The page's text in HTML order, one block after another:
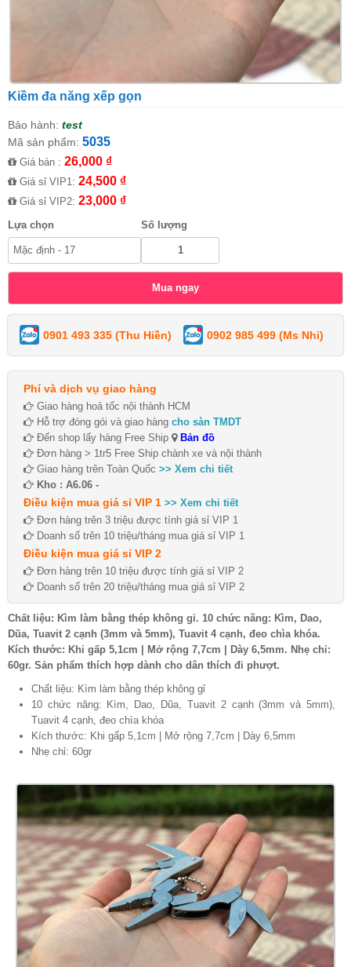
Kiềm đa năng xếp gọn
Bảo hành: test
Mã sản phẩm: 5035
Giá bán : 26,000 ₫
Giá sỉ VIP1: 24,500 ₫
Giá sỉ VIP2: 23,000 ₫
Lựa chọn Số lượng
0901 493 335 (Thu Hiền) 0902 985 499 (Ms Nhi)
Phí và dịch vụ giao hàng
Giao hàng hoả tốc nội thành HCM
Hỗ trợ đóng gói và giao hàng cho sàn TMDT
Đến shop lấy hàng Free Ship
Bản đồ
Đơn hàng > 1tr5 Free Ship chành xe và nội thành
Giao hàng trên Toàn Quốc >> Xem chi tiết
Kho : A6.06 -
Điều kiện mua giá sỉ VIP 1 >> Xem chi tiết
Đơn hàng trên 3 triệu được tính giá sỉ VIP 1
Doanh số trên 10 triệu/tháng mua giá sỉ VIP 1
Điều kiện mua giá sỉ VIP 2
Đơn hàng trên 10 triệu được tính giá sỉ VIP 2
Doanh số trên 20 triệu/tháng mua giá sỉ VIP 2
Chất liệu: Kìm làm bằng thép không gỉ. 10 chức năng: Kìm, Dao,
Dũa, Tuavit 2 cạnh (3mm và 5mm), Tuavit 4 cạnh, đeo chìa khóa.
Kích thước: Khi gấp 5,1cm | Mở rộng 7,7cm | Dày 6,5mm. Nhẹ chỉ:
60gr. Sản phẩm thích hợp dành cho dân thích đi phượt.
Chất liệu: Kìm làm bằng thép không gỉ
10 chức năng: Kìm, Dao, Dũa, Tuavit 2 cạnh (3mm và 5mm),
Tuavit 4 cạnh, đeo chìa khóa
Kích thước: Khi gấp 5,1cm | Mở rộng 7,7cm | Dày 6,5mm
Nhẹ chỉ: 60gr